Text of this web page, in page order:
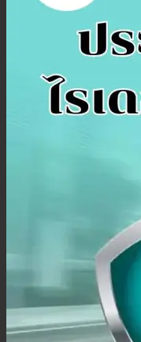
ประกันเดินทาง
ประ
ประ
ประ
พ.ร.
ลูกค้าองค์กร
ปร
ปร
ประ
ค้นหาประกันสุขภาพ
โปรโมชั่น
บทความ
ติดต่อเรา
สมัครตัวแทน